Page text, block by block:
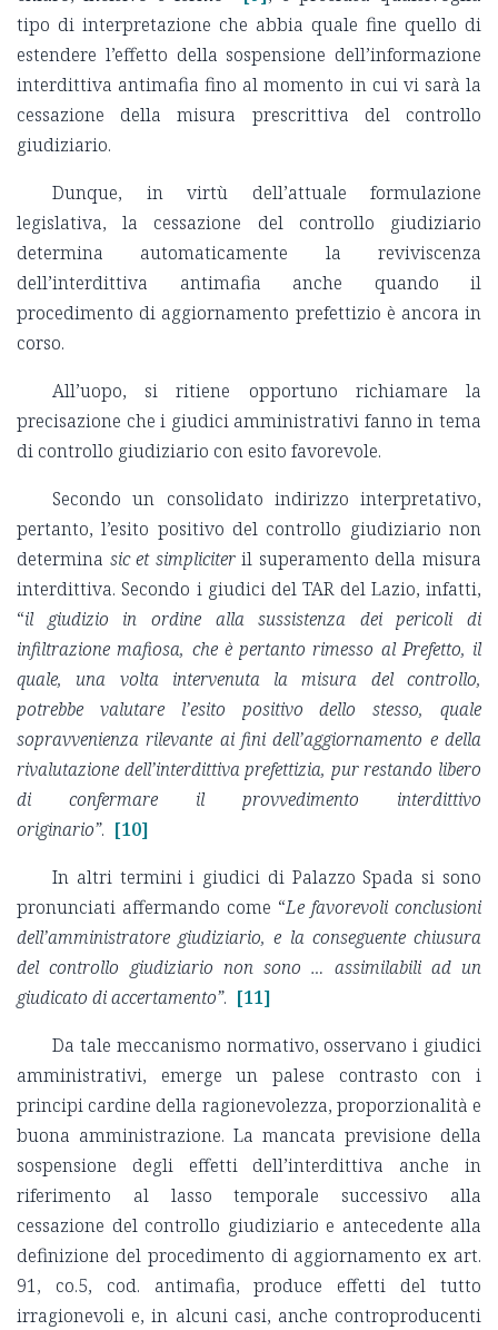
tipo di interpretazione che abbia quale fine quello di
estendere l’effetto della sospensione dell’informazione
interdittiva antimafia fino al momento in cui vi sarà la
cessazione della misura prescrittiva del controllo
giudiziario.
Dunque, in virtù dell’attuale formulazione
legislativa, la cessazione del controllo giudiziario
determina automaticamente la reviviscenza
dell’interdittiva antimafia anche quando il
procedimento di aggiornamento prefettizio è ancora in
corso.
All’uopo, si ritiene opportuno richiamare la
precisazione che i giudici amministrativi fanno in tema
di controllo giudiziario con esito favorevole.
Secondo un consolidato indirizzo interpretativo,
pertanto, l’esito positivo del controllo giudiziario non
determina sic et simpliciteril superamento della misura
interdittiva. Secondo i giudici del TAR del Lazio, infatti,
“il giudizio in ordine alla sussistenza dei pericoli di
infiltrazione mafiosa, che è pertanto rimesso al Prefetto, il
quale, una volta intervenuta la misura del controllo,
potrebbe valutare l’esito positivo dello stesso, quale
sopravvenienza rilevante ai fini dell’aggiornamento e della
rivalutazione dell’interdittiva prefettizia, pur restando libero
di confermare il provvedimento interdittivo
originario”. [10]
In altri termini i giudici di Palazzo Spada si sono
pronunciati affermando come “Le favorevoli conclusioni
dell’amministratore giudiziario, e la conseguente chiusura
del controllo giudiziario non sono … assimilabili ad un
giudicato di accertamento”. [11]
Da tale meccanismo normativo, osservano i giudici
amministrativi, emerge un palese contrasto con i
principi cardine della ragionevolezza, proporzionalità e
buona amministrazione. La mancata previsione della
sospensione degli effetti dell’interdittiva anche in
riferimento al lasso temporale successivo alla
cessazione del controllo giudiziario e antecedente alla
definizione del procedimento di aggiornamento ex art.
91, co.5, cod. antimafia, produce effetti del tutto
irragionevoli e, in alcuni casi, anche controproducenti